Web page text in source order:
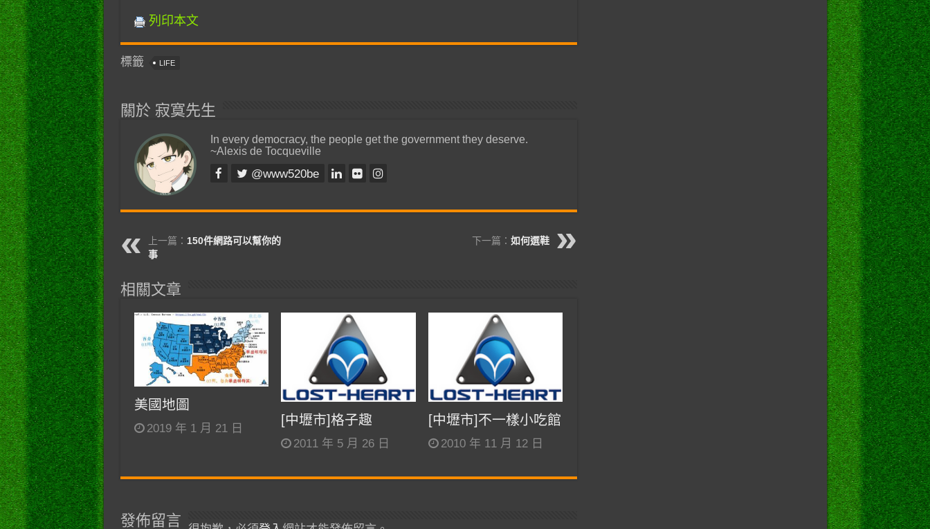
列印本文
標籤 LIFE
關於 寂寞先生
In every democracy, the people get the government they deserve.
~Alexis de Tocqueville
@www520be
上一篇： 150件網路可以幫你的
事
下一篇： 如何選鞋
相關文章
美國地圖
2019 年 1 月 21 日
[中壢市]格子趣
2011 年 5 月 26 日
[中壢市]不一樣小吃館
2010 年 11 月 12 日
發佈留言